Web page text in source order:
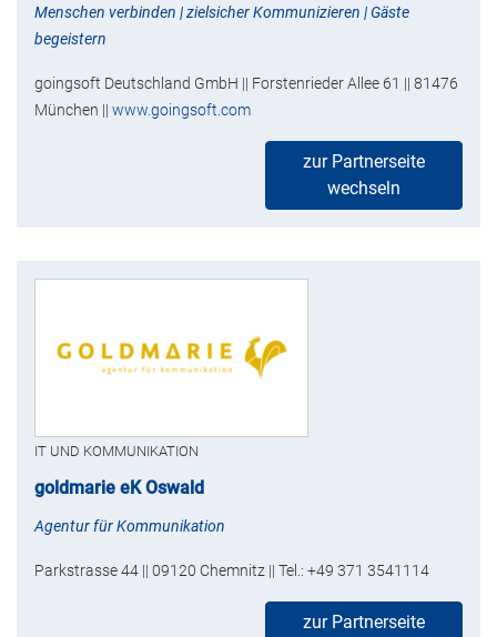
Menschen verbinden | zielsicher Kommunizieren | Gäste
begeistern
goingsoft Deutschland GmbH || Forstenrieder Allee 61 || 81476
München || www.goingsoft.com
zur Partnerseite
wechseln
IT UND KOMMUNIKATION
goldmarie eK Oswald
Agentur für Kommunikation
Parkstrasse 44 || 09120 Chemnitz || Tel.: +49 371 3541114
zur Partnerseite